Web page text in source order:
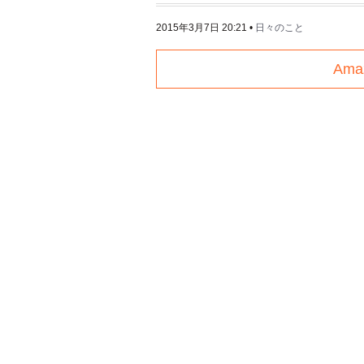
2015年3月7日 20:21 • 日々のこと